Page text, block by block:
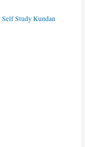
Self Study Kundan